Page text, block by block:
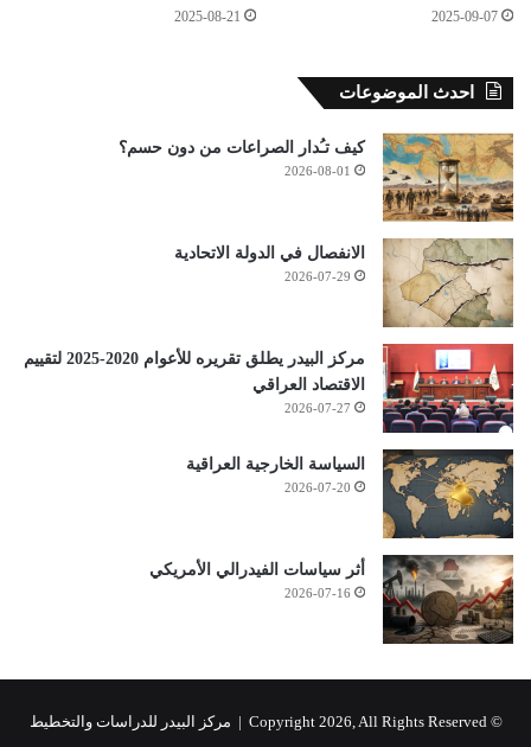
2025-09-07
2025-08-21
احدث الموضوعات
كيف تـُدار الصراعات من دون حسم؟
2026-08-01
الانفصال في الدولة الاتحادية
2026-07-29
مركز البيدر يطلق تقريره للأعوام 2020-2025 لتقييم
الاقتصاد العراقي
2026-07-27
السياسة الخارجية العراقية
2026-07-20
أثر سياسات الفيدرالي الأمريكي
2026-07-16
© Copyright 2026, All Rights Reserved | مركز البيدر للدراسات والتخطيط